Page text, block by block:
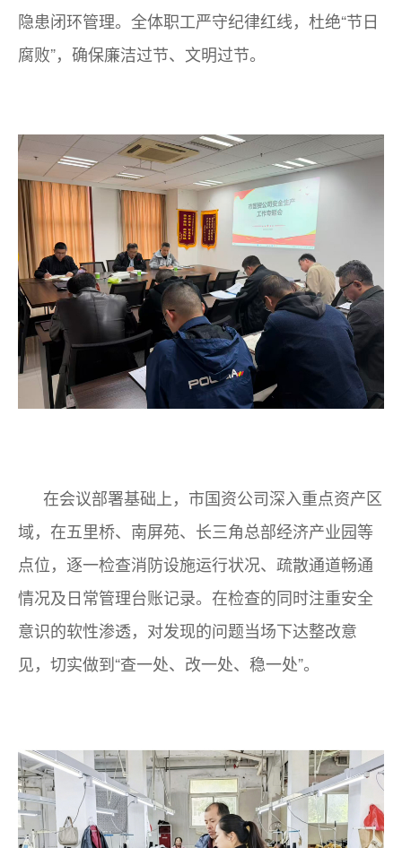
隐患闭环管理。全体职工严守纪律红线，杜绝“节日
腐败”，确保廉洁过节、文明过节。
在会议部署基础上，市国资公司深入重点资产区
域，在五里桥、南屏苑、长三角总部经济产业园等
点位，逐一检查消防设施运行状况、疏散通道畅通
情况及日常管理台账记录。在检查的同时注重安全
意识的软性渗透，对发现的问题当场下达整改意
见，切实做到“查一处、改一处、稳一处”。